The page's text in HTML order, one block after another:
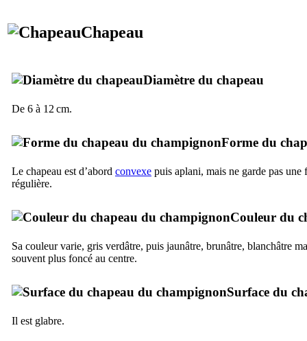
Chapeau
Diamètre du chapeau
De 6 à 12 cm.
Forme du
Le chapeau est d’abord convexe puis aplani, mais ne garde pas une
régulière.
Couleur du
Sa couleur varie, gris verdâtre, puis jaunâtre, brunâtre, blanchâtre
souvent plus foncé au centre.
Surface du
Il est glabre.